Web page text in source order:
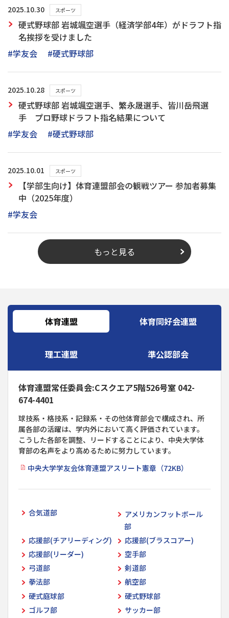
2025.10.30 スポーツ
硬式野球部 岩城颯空選手（経済学部4年）がドラフト指
名挨拶を受けました
#学友会
#硬式野球部
2025.10.28 スポーツ
硬式野球部 岩城颯空選手、繁永晟選手、皆川岳飛選
手 プロ野球ドラフト指名結果について
#学友会
#硬式野球部
2025.10.01 スポーツ
【学部生向け】体育連盟部会の観戦ツアー 参加者募集
中（2025年度）
#学友会
もっと見る
体育連盟 体育同好会連盟
理工連盟 準公認部会
体育連盟常任委員会:Cスクエア5階526号室 042-
674-4401
球技系・格技系・記録系・その他体育部会で構成され、所
属各部の活躍は、学内外において高く評価されています。
こうした各部を調整、リードすることにより、中央大学体
育部の名声をより高めるために努力しています。
中央大学学友会体育連盟アスリート憲章（72KB）
合気道部
アメリカンフットボール
部
応援部(チアリーディング)
応援部(ブラスコアー)
応援部(リーダー)
空手部
弓道部
剣道部
拳法部
航空部
硬式庭球部
硬式野球部
ゴルフ部
サッカー部